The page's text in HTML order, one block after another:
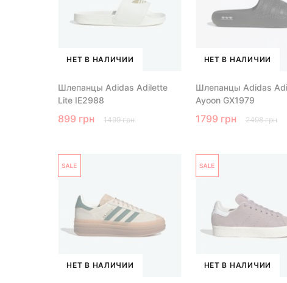
НЕТ В НАЛИЧИИ
Шлепанцы Adidas Adilette
Lite IE2988
899 грн 1499 грн
НЕТ В НАЛИЧИИ
Шлепанцы Adidas
Ayoon GX1979
1799 грн 2498 грн
НЕТ В НАЛИЧИИ НЕТ В НАЛИЧИИ